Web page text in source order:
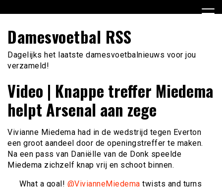
naar
inhoud
Damesvoetbal RSS
Dagelijks het laatste damesvoetbalnieuws voor jou
verzameld!
Video | Knappe treffer Miedema
helpt Arsenal aan zege
Vivianne Miedema had in de wedstrijd tegen Everton
een groot aandeel door de openingstreffer te maken.
Na een pass van Daniëlle van de Donk speelde
Miedema zichzelf knap vrij en schoot binnen.
What a goal! @VivianneMiedema twists and turns